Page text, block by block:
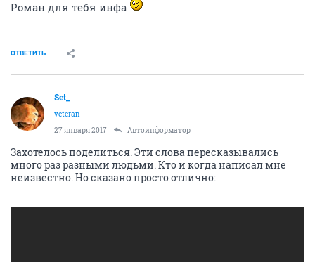
Роман для тебя инфа
ОТВЕТИТЬ
Set_
veteran
27 января 2017
Автоинформатор
Захотелось поделиться. Эти слова пересказывались
много раз разными людьми. Кто и когда написал мне
неизвестно. Но сказано просто отлично: